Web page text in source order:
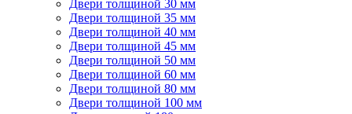
Двери толщиной 30 мм
Двери толщиной 35 мм
Двери толщиной 40 мм
Двери толщиной 45 мм
Двери толщиной 50 мм
Двери толщиной 60 мм
Двери толщиной 80 мм
Двери толщиной 100 мм